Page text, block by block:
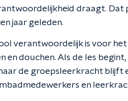
draagt. Dat
jaar geleden.
verantwoordelijk is voor het
en douchen. Als de les
de groepsleerkracht blijft
en